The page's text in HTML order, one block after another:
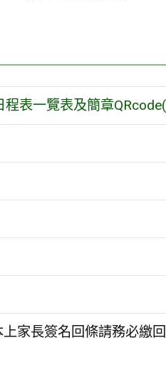
表一覽表及簡章
家長簽名回條請務必繳